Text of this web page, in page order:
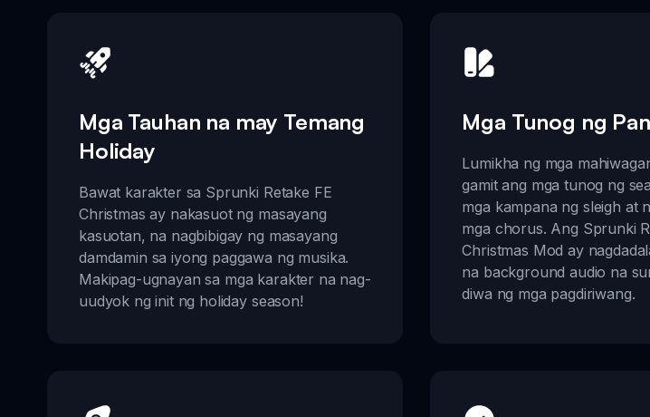
Mga Tauhan na may Temang
Holiday
Bawat karakter sa Sprunki Retake FE
Christmas ay nakasuot ng masayang
kasuotan, na nagbibigay ng masayang
damdamin sa iyong paggawa ng musika.
Makipag-ugnayan sa mga karakter na nag-
uudyok ng init ng holiday season!
Mga Tunog ng
Lumikha ng mga
gamit ang mga tunog ng
mga kampana ng sleigh at
mga chorus. Ang Sprunki
Christmas Mod ay
na background audio na
diwa ng mga pagdiriwang.